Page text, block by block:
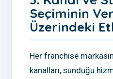
Seçiminin
Üzerindeki
Her franchise
kanalları, sunduğu